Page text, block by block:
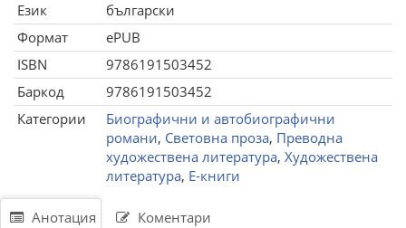
Език
български
Формат
ePUB
ISBN
9786191503452
Баркод
9786191503452
Категории
Биографични и автобиографични
романи, Световна проза, Преводна
художествена литература, Художествена
литература, Е-книги
Анотация Коментари